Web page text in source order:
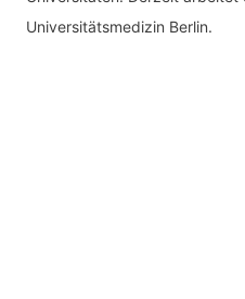
Universitätsmedizin Berlin.